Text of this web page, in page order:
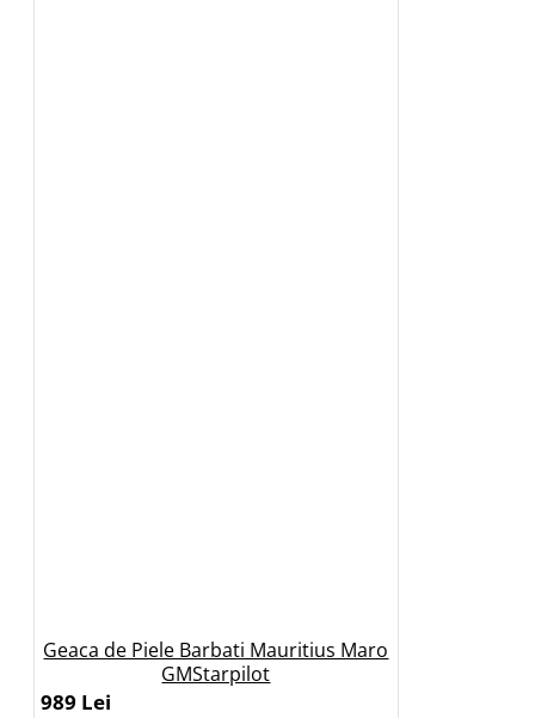
Geaca de Piele Barbati Mauritius Maro
GMStarpilot
989 Lei